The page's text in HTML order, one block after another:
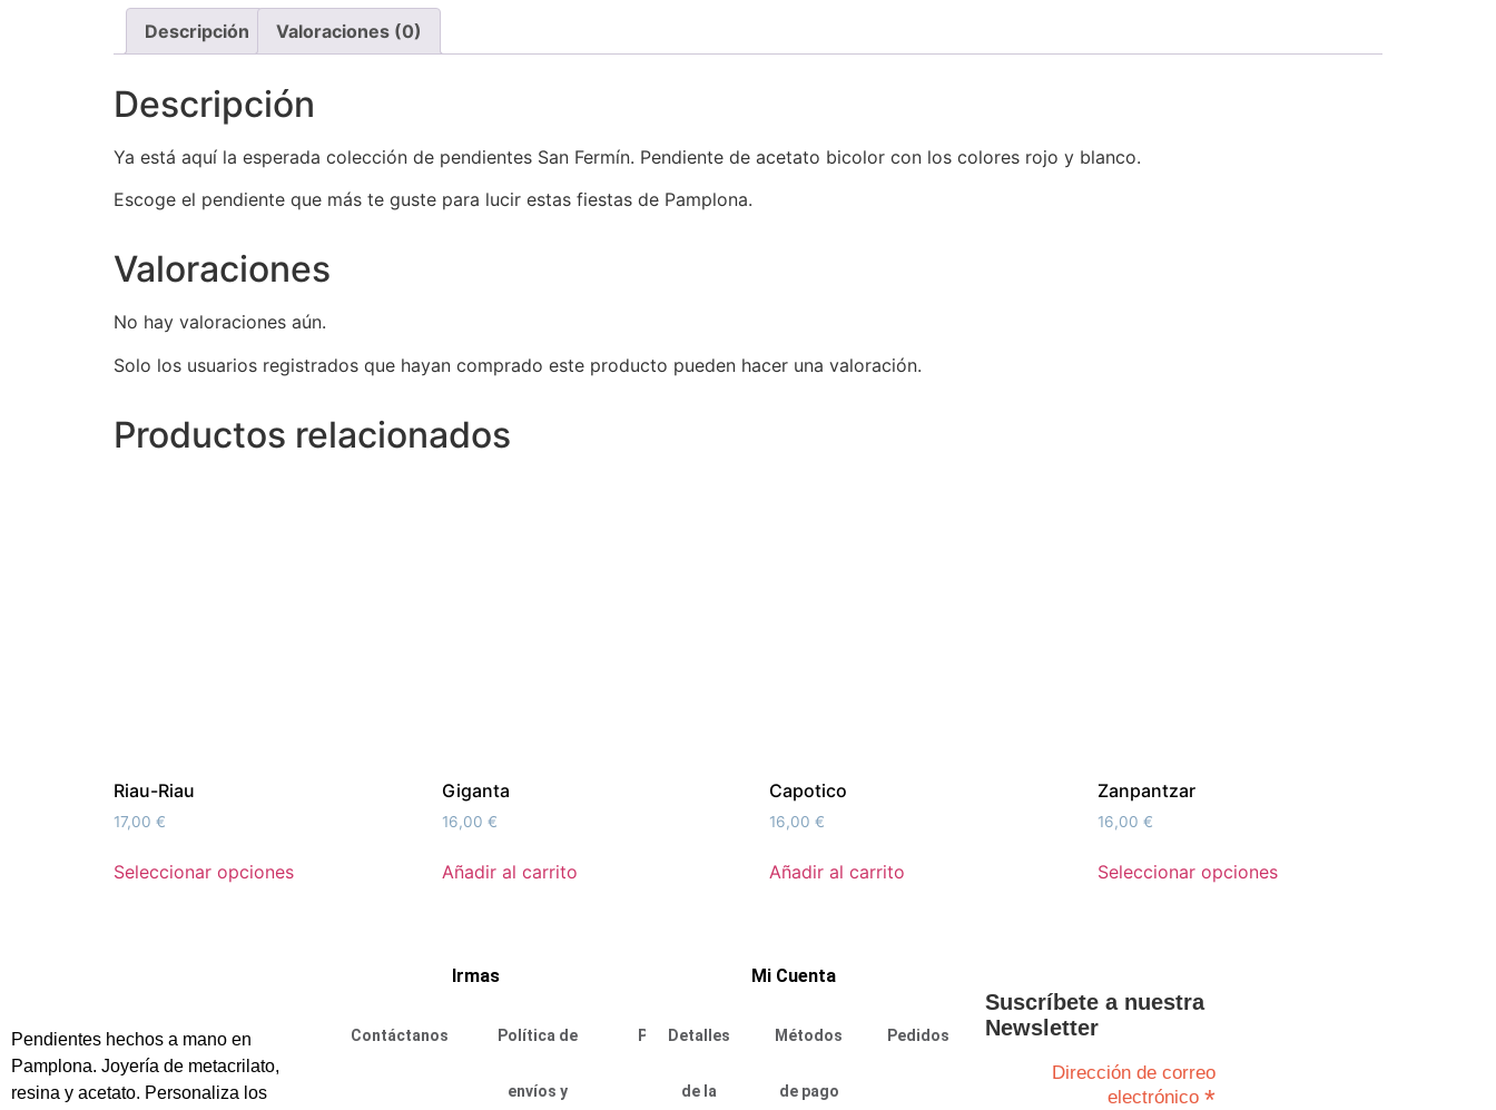
Descripción Valoraciones (0)
Descripción
Ya está aquí la esperada colección de pendientes San Fermín. Pendiente de acetato bicolor con los colores rojo y blanco.
Escoge el pendiente que más te guste para lucir estas fiestas de Pamplona.
Valoraciones
No hay valoraciones aún.
Solo los usuarios registrados que hayan comprado este producto pueden hacer una valoración.
Productos relacionados
Riau-Riau
17,00 €
Seleccionar opciones
Giganta
16,00 €
Añadir al carrito
Capotico
16,00€
Añadir al carrito
Zanpantzar
16,00€
Seleccionar opciones
Pendientes hechos a mano en
Pamplona. Joyería de metacrilato,
resina y acetato. Personaliza los
Irmas
Contáctanos Política de
envíos y
Política Política
de
Sobre
Mi Cuenta
Detalles
de la
Métodos
de pago
Pedidos Direcciones
perdida
Suscríbete a nuestra
Newsletter
Dirección de correo
electrónico*